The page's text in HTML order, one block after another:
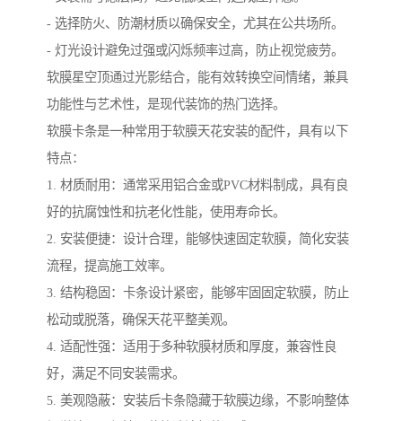
- 选择防火、防潮材质以确保安全，尤其在公共场所。
- 灯光设计避免过强或闪烁频率过高，防止视觉疲劳。
软膜星空顶通过光影结合，能有效转换空间情绪，兼具
功能性与艺术性，是现代装饰的热门选择。
软膜卡条是一种常用于软膜天花安装的配件，具有以下
特点：
1. 材质耐用：通常采用铝合金或PVC材料制成，具有良
好的抗腐蚀性和抗老化性能，使用寿命长。
2. 安装便捷：设计合理，能够快速固定软膜，简化安装
流程，提高施工效率。
3. 结构稳固：卡条设计紧密，能够牢固固定软膜，防止
松动或脱落，确保天花平整美观。
4. 适配性强：适用于多种软膜材质和厚度，兼容性良
好，满足不同安装需求。
5. 美观隐蔽：安装后卡条隐藏于软膜边缘，不影响整体